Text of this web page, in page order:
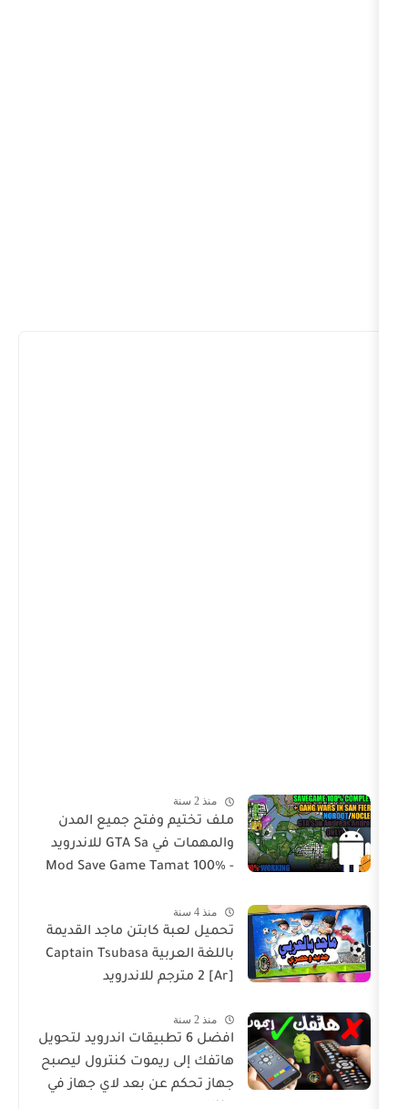
منذ 2 سنة
ملف تختيم وفتح جميع المدن
والمهمات في GTA Sa للاندرويد
Mod Save Game Tamat 100% -
منذ 4 سنة
تحميل لعبة كابتن ماجد القديمة
باللغة العربية Captain Tsubasa
2 [Ar] مترجم للاندرويد
منذ 2 سنة
افضل 6 تطبيقات اندرويد لتحويل
هاتفك إلى ريموت كنترول ليصبح
جهاز تحكم عن بعد لاي جهاز في